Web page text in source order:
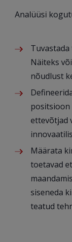
Analüüsi
Näiteks
nõudlust
positsioon
ettevõtjad
Määrata
toetavad
siseneda
teatud